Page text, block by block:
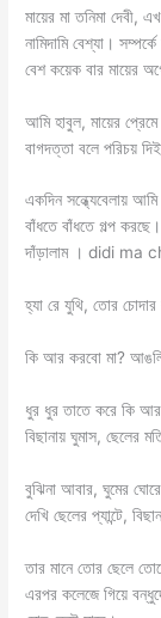
মায়ের মা তনিমা দেবী,
নামিদামি বেশ্যা।
বেশ কয়েক বার মায়ের
আমি হাবুল, মায়ের
বাগদত্তা বলে পরিচয়
একদিন সন্ধ্যেবেলায়
বাঁধতে বাঁধতে গল্প
দাঁড়ালাম । didi ma
হ্যা রে যুথি, তোর চোদার
কি আর করবো মা? আঙলি
ধুর ধুর তাতে করে কি আর
বিছানায় ঘুমাস, ছেলের
বুঝিনা আবার, ঘুমের
দেখি ছেলের প্যান্টে,
তার মানে তোর ছেলে
এরপর কলেজে গিয়ে